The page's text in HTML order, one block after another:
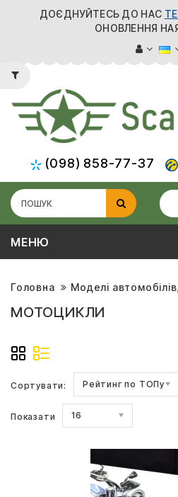
ДОЄДНУЙТЕСЬ ДО НАС
ОНОВЛЕННЯ
(098) 858-77-37
МЕНЮ
Головна Моделі
МОТОЦИКЛИ
Сортувати: Рейтинг по ТОПу
Показати 16